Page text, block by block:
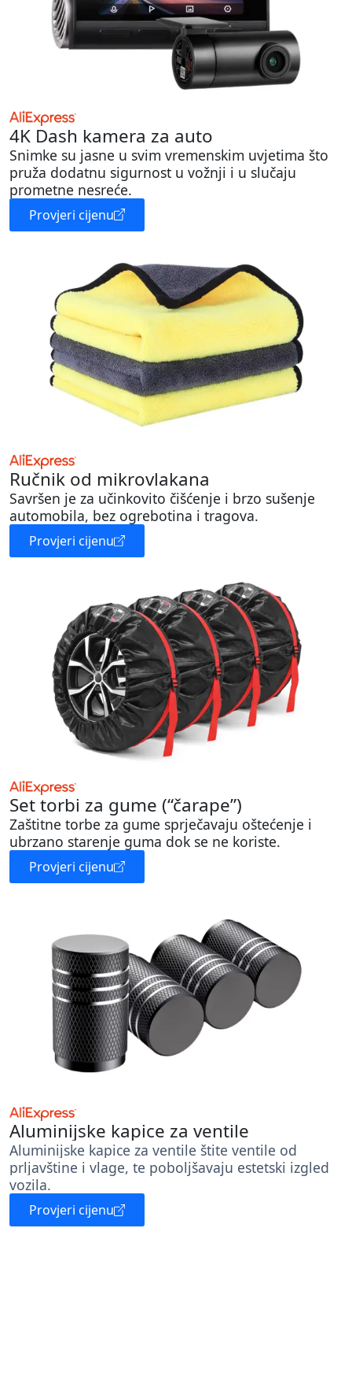
4K Dash kamera za auto
Snimke su jasne u svim vremenskim uvjetima što
pruža dodatnu sigurnost u vožnji i u slučaju
prometne nesreće.
Provjeri cijenu
Ručnik od mikrovlakana
Savršen je za učinkovito čišćenje i brzo sušenje
automobila, bez ogrebotina i tragova.
Provjeri cijenu
Set torbi za gume (“čarape”)
Zaštitne torbe za gume sprječavaju oštećenje i
ubrzano starenje guma dok se ne koriste.
Provjeri cijenu
Aluminijske kapice za ventile
Aluminijske kapice za ventile štite ventile od
prljavštine i vlage, te poboljšavaju estetski izgled
vozila.
Provjeri cijenu